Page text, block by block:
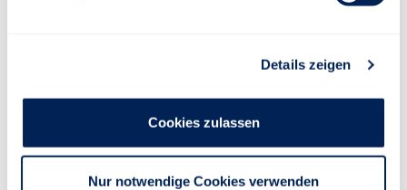
Details zeigen
Cookies zulassen
Nur notwendige Cookies verwenden